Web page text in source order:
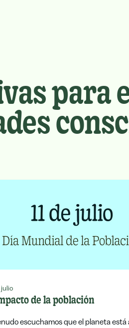
para
julio
de la población
escuchamos que el planeta está